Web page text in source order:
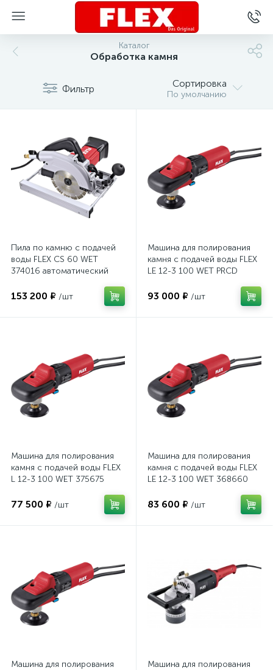
Каталог
Обработка камня
Фильтр Сортировка
По умолчанию
Пила по камню с подачей
воды FLEX CS 60 WET
374016 автоматический
153 200 ₽ /шт
Машина для полирования
камня с подачей воды FLEX
LE 12-3 100 WET PRCD
93 000 ₽ /шт
Машина для полирования
камня с подачей воды FLEX
L 12-3 100 WET 375675
77 500 ₽ /шт
Машина для полирования
камня с подачей воды FLEX
LE 12-3 100 WET 368660
83 600 ₽ /шт
Машина для полирования
Машина для полирования